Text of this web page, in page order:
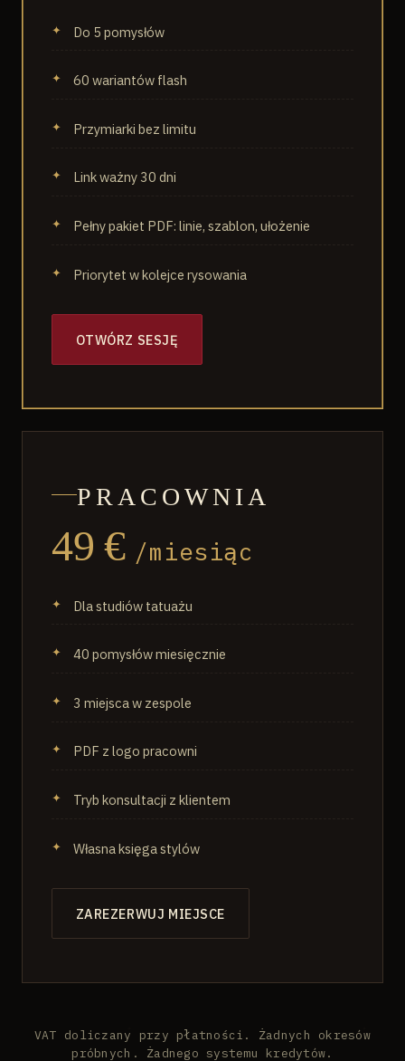
Do 5 pomysłów
60 wariantów flash
Przymiarki bez limitu
Link ważny 30 dni
Pełny pakiet PDF: linie, szablon, ułożenie
Priorytet w kolejce rysowania
OTWÓRZ SESJĘ
PRACOWNIA
49 € /miesiąc
Dla studiów tatuażu
40 pomysłów miesięcznie
3 miejsca w zespole
PDF z logo pracowni
Tryb konsultacji z klientem
Własna księga stylów
ZAREZERWUJ MIEJSCE
VAT doliczany przy płatności. Żadnych okresów
próbnych. Żadnego systemu kredytów.